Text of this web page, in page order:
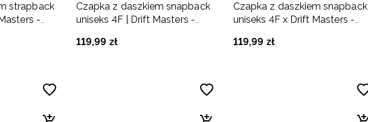
strapback
-
Czapka z daszkiem snapback
uniseks 4F | Drift Masters -
119,99 zł
Czapka z daszkiem snapback
uniseks 4F x Drift Masters -
119,99 zł